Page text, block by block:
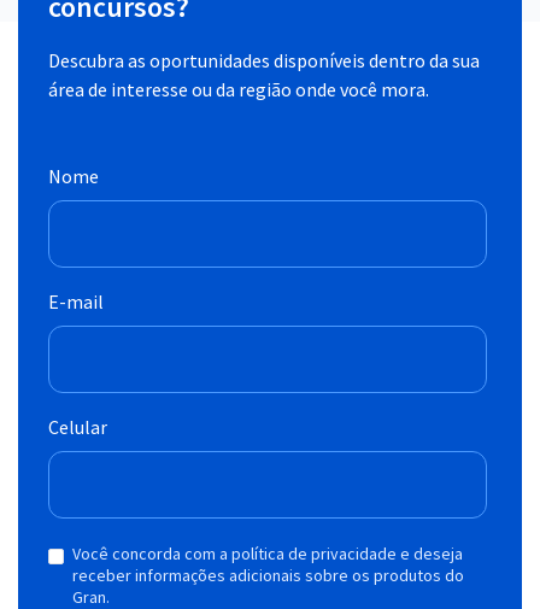
Descubra as oportunidades disponíveis dentro da sua
área de interesse ou da região onde você mora.
Nome
E-mail
Celular
Você concorda com a política de privacidade e deseja
receber informações adicionais sobre os produtos do
Gran.